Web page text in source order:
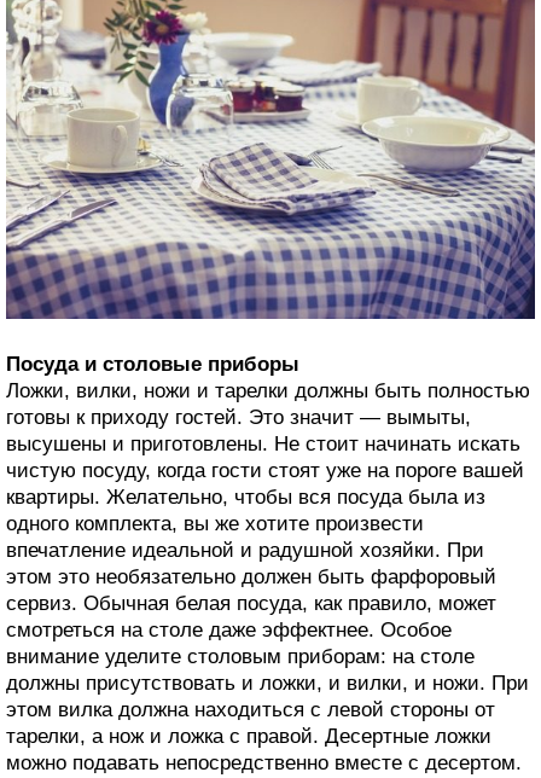
Посуда и столовые приборы
Ложки, вилки, ножи и тарелки должны быть полностью
готовы к приходу гостей. Это значит — вымыты,
высушены и приготовлены. Не стоит начинать искать
чистую посуду, когда гости стоят уже на пороге вашей
квартиры. Желательно, чтобы вся посуда была из
одного комплекта, вы же хотите произвести
впечатление идеальной и радушной хозяйки. При
этом это необязательно должен быть фарфоровый
сервиз. Обычная белая посуда, как правило, может
смотреться на столе даже эффектнее. Особое
внимание уделите столовым приборам: на столе
должны присутствовать и ложки, и вилки, и ножи. При
этом вилка должна находиться с левой стороны от
тарелки, а нож и ложка с правой. Десертные ложки
можно подавать непосредственно вместе с десертом.